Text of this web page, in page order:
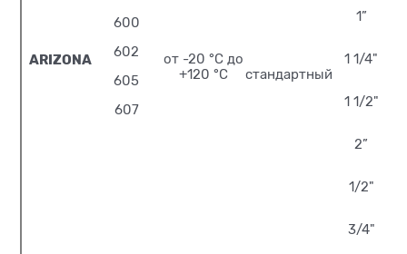
ARIZONA
600
602
605
607
от -20 °С до
+120 °С
стандартный
1”
1 1/4"
1 1/2"
2”
1/2"
3/4"